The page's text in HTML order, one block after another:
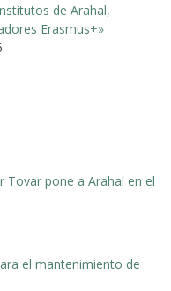
de Arahal,
Erasmus+»
Tovar pone a Arahal en el
el mantenimiento de